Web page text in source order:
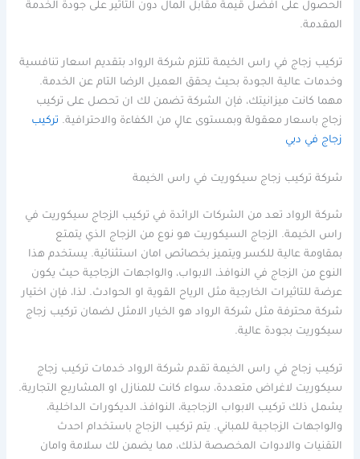
الحصول على افضل قيمة مقابل المال دون التاثير على جودة الخدمة
المقدمة.
تركيب زجاج في راس الخيمة تلتزم شركة الرواد بتقديم اسعار تنافسية
وخدمات عالية الجودة بحيث يحقق العميل الرضا التام عن الخدمة.
مهما كانت ميزانيتك، فإن الشركة تضمن لك ان تحصل على تركيب
زجاج باسعار معقولة وبمستوى عالٍ من الكفاءة والاحترافية. تركيب
زجاج في دبي
شركة تركيب زجاج سيكوريت في راس الخيمة
شركة الرواد تعد من الشركات الرائدة في تركيب الزجاج سيكوريت في
راس الخيمة. الزجاج السيكوريت هو نوع من الزجاج الذي يتمتع
بمقاومة عالية للكسر ويتميز بخصائص امان استثنائية. يستخدم هذا
النوع من الزجاج في النوافذ، الابواب، والواجهات الزجاجية حيث يكون
عرضة للتاثيرات الخارجية مثل الرياح القوية او الحوادث. لذا، فإن اختيار
شركة محترفة مثل شركة الرواد هو الخيار الامثل لضمان تركيب زجاج
سيكوريت بجودة عالية.
تركيب زجاج في راس الخيمة تقدم شركة الرواد خدمات تركيب زجاج
سيكوريت لاغراض متعددة، سواء كانت للمنازل او المشاريع التجارية.
يشمل ذلك تركيب الابواب الزجاجية، النوافذ، الديكورات الداخلية،
والواجهات الزجاجية للمباني. يتم تركيب الزجاج باستخدام احدث
التقنيات والادوات المخصصة لذلك، مما يضمن لك سلامة وامان